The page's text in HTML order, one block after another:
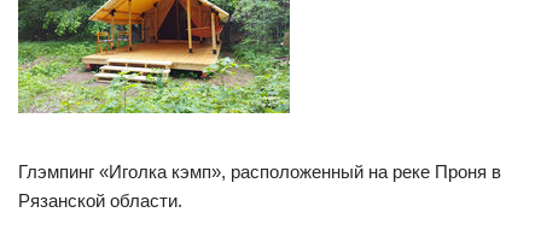
Глэмпинг «Иголка кэмп», расположенный на реке Проня в
Рязанской области.